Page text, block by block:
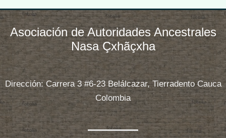
Asociación de Autoridades Ancestrales
Nasa Çxhãçxha
Dirección: Carrera 3 #6-23 Belálcazar, Tierradento Cauca
Colombia